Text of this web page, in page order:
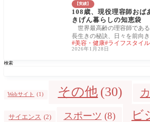
【実績】
108歳、現役理容師お
きげん暮らしの知恵袋
世界最高齢の理容師である
長生きの秘訣、日々を前向き
を紹介する一冊。 出版社 : 宝
イ 発
美容・健康 ライフスタイル
2026年1月28日
検索
Webサイト (1) その他 (30)
サイエンス (2) スポーツ (8) ビ